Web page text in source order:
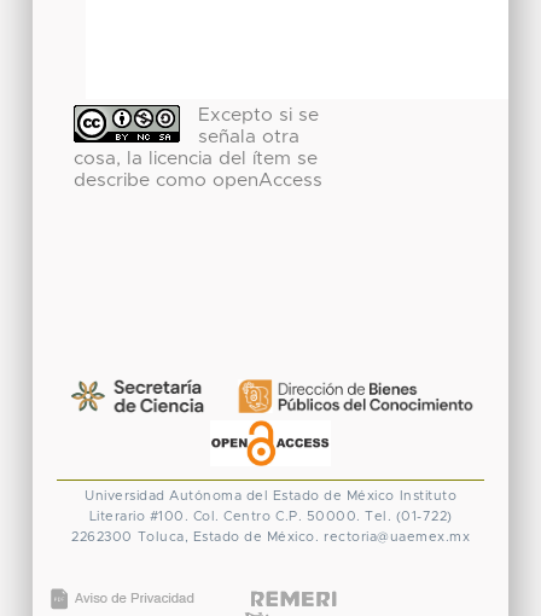
Excepto si se
señala otra
cosa, la licencia del ítem se
describe como openAccess
Universidad Autónoma del Estado de México
Instituto
Literario #100. Col. Centro C.P. 50000. Tel. (01-722)
2262300 Toluca, Estado de México. rectoria@uaemex.mx